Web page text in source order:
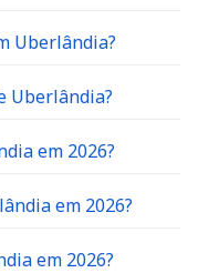
Uberlândia?
Uberlândia?
em 2026?
em 2026?
em 2026?